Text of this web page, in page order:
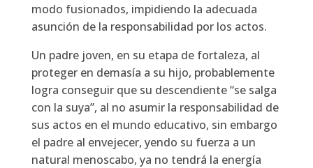
modo fusio­na­dos, impi­dien­do la ade­cua­da
asun­ción de la res­pon­sa­bi­li­dad por los actos.
Un padre joven, en su eta­pa de for­ta­le­za, al
pro­te­ger en dema­sía a su hijo, pro­ba­ble­men­te
logra con­se­guir que su des­cen­dien­te “se sal­ga
con la suya”, al no asu­mir la res­pon­sa­bi­li­dad de
sus actos en el mun­do edu­ca­ti­vo, sin embar­go
el padre al enve­je­cer, yen­do su fuer­za a un
natu­ral menos­ca­bo, ya no ten­drá la ener­gía